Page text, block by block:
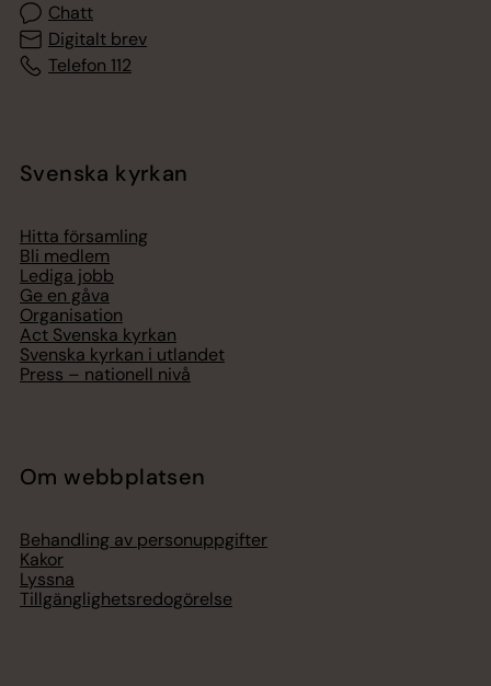
Chatt
Digitalt brev
Telefon 112
Svenska kyrkan
Hitta församling
Bli medlem
Lediga jobb
Ge en gåva
Organisation
Act Svenska kyrkan
Svenska kyrkan i utlandet
Press – nationell nivå
Om webbplatsen
Behandling av personuppgifter
Kakor
Lyssna
Tillgänglighetsredogörelse